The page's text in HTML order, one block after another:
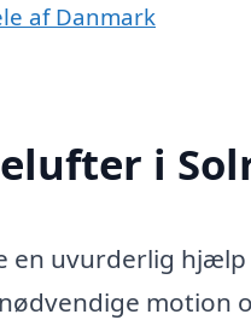
af Danmark
i
en uvurderlig
motion